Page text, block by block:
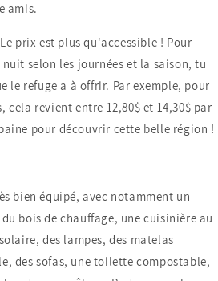
amis.
prix est plus qu'accessible ! Pour
nuit selon les journées et la saison, tu
le refuge a à offrir. Par exemple, pour
cela revient entre 12,80$ et 14,30$ par
pour découvrir cette belle région !
bien équipé, avec notamment un
bois de chauffage, une cuisinière au
des lampes, des matelas
des sofas, une toilette compostable,